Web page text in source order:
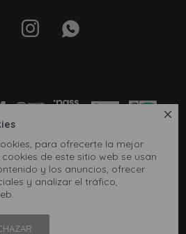

para ofrecerte la mejor
de este sitio web se usan
y los anuncios, ofrecer
y analizar el tráfico,
 